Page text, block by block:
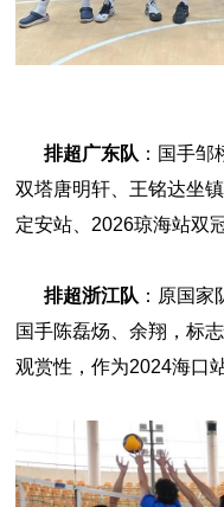
排超广东队 ：国手
双塔唐明轩、王铭达坐
定安站、2026琼海站双
排超浙江队 ：原国
国手陈磊炀、余翔，标
观赏性，作为2024海口